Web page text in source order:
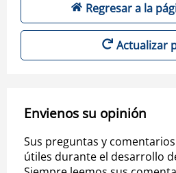
Regresar a la
Actualizar
Envienos su opinión
Sus preguntas y
útiles durante el desarrollo